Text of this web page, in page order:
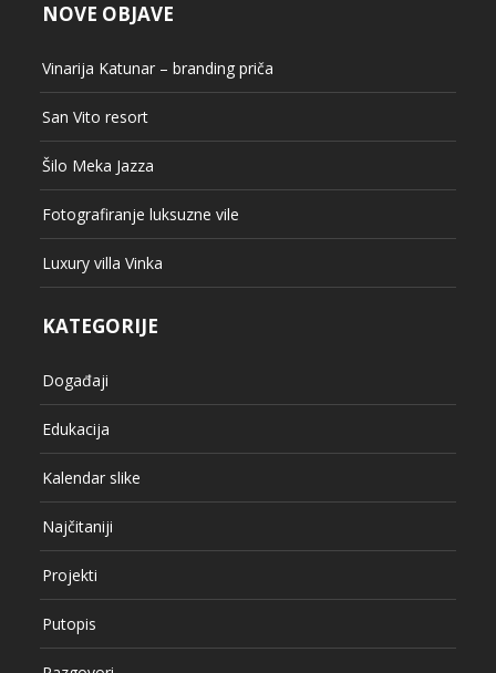
NOVE OBJAVE
Vinarija Katunar – branding priča
San Vito resort
Šilo Meka Jazza
Fotografiranje luksuzne vile
Luxury villa Vinka
KATEGORIJE
Događaji
Edukacija
Kalendar slike
Najčitaniji
Projekti
Putopis